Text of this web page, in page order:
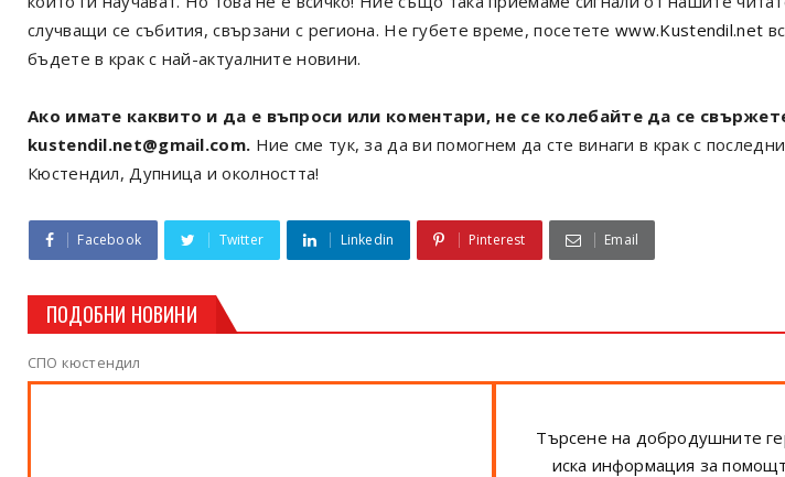
случващи се събития, свързани с региона. Не губете време, посететеwww.Kustendil.net
бъдете в крак с най-актуалните новини.
Ако имате каквито и да е въпроси или коментари, не се колебайте да се
kustendil.net@gmail.com. Ние сме тук, за да ви помогнем да сте винаги в крак с
Кюстендил, Дупница и околността!
Facebook Twitter Linkedin Pinterest Email
ПОДОБНИ НОВИНИ
СПО кюстендил
Търсене на добродушните
иска информация за